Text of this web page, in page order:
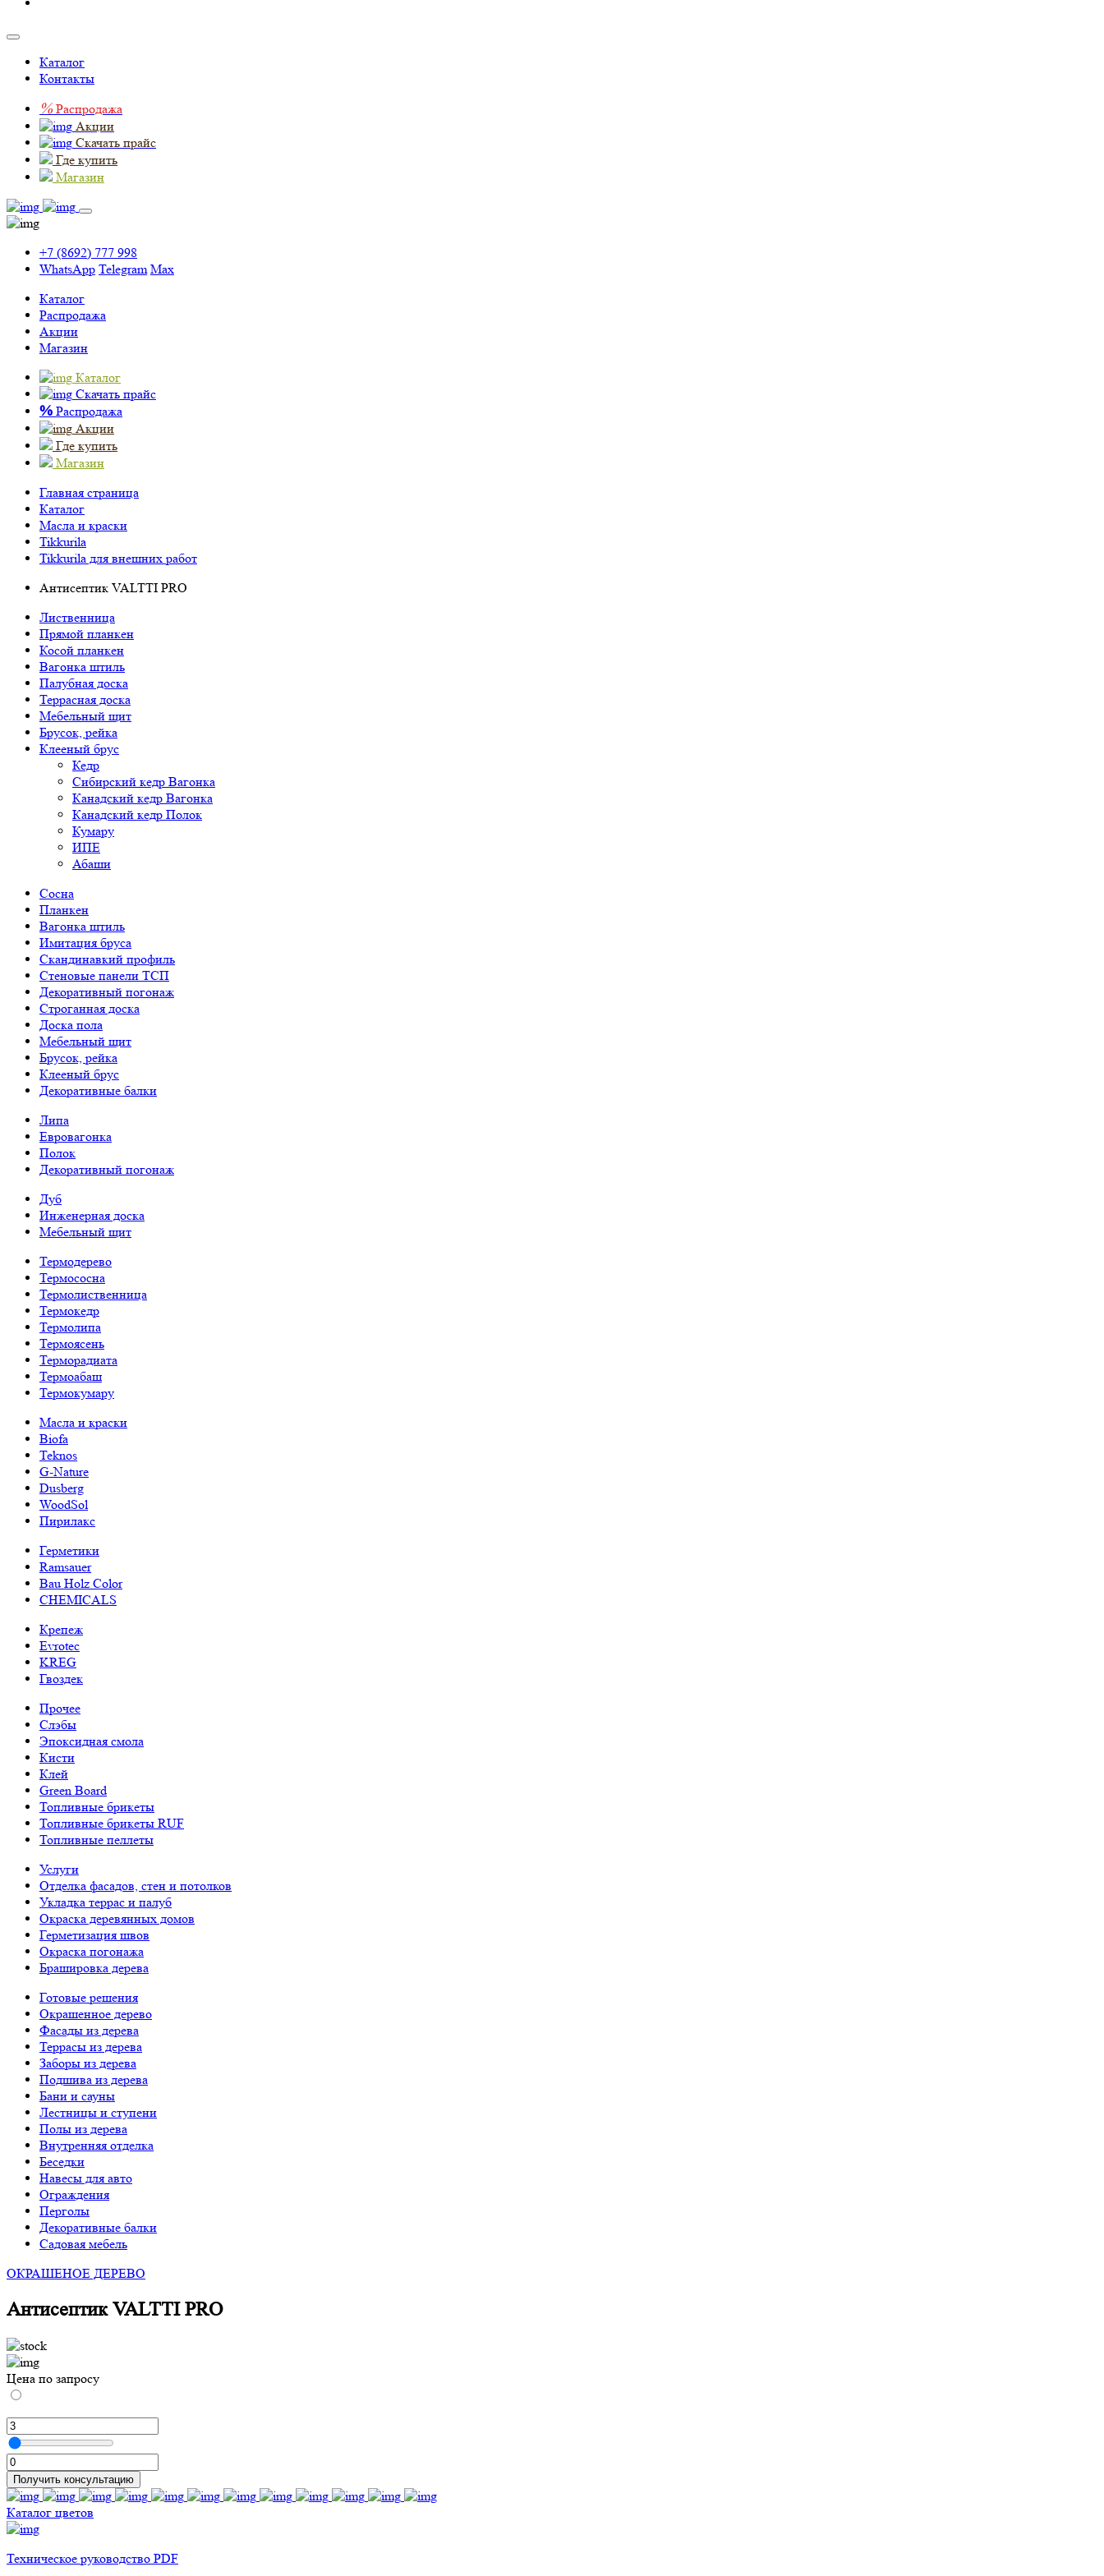
Каталог
Контакты
% Распродажа
Акции
Скачать прайс
Где купить
Магазин
+7 (8692) 777 998
WhatsApp Telegram Max
Каталог
Распродажа
Акции
Магазин
Каталог
Скачать прайс
% Распродажа
Акции
Где купить
Магазин
Главная страница
Каталог
Масла и краски
Tikkurila
Tikkurila для внешних работ
Антисептик VALTTI PRO
Лиственница
Прямой планкен
Косой планкен
Вагонка штиль
Палубная доска
Террасная доска
Мебельный щит
Брусок, рейка
Клееный брус
Кедр
Сибирский кедр Вагонка
Канадский кедр Вагонка
Канадский кедр Полок
Кумару
ИПЕ
Абаши
Сосна
Планкен
Вагонка штиль
Имитация бруса
Скандинавкий профиль
Стеновые панели ТСП
Декоративный погонаж
Строганная доска
Доска пола
Мебельный щит
Брусок, рейка
Клееный брус
Декоративные балки
Липа
Евровагонка
Полок
Декоративный погонаж
Дуб
Инженерная доска
Мебельный щит
Термодерево
Термососна
Термолиственница
Термокедр
Термолипа
Термоясень
Терморадиата
Термоабаш
Термокумару
Масла и краски
Biofa
Teknos
G-Nature
Dusberg
WoodSol
Пирилакс
Герметики
Ramsauer
Bau Holz Color
CHEMICALS
Крепеж
Evrotec
KREG
Гвоздек
Прочее
Слэбы
Эпоксидная смола
Кисти
Клей
Green Board
Топливные брикеты
Топливные брикеты RUF
Топливные пеллеты
Услуги
Отделка фасадов, стен и потолков
Укладка террас и палуб
Окраска деревянных домов
Герметизация швов
Окраска погонажа
Брашировка дерева
Готовые решения
Окрашенное дерево
Фасады из дерева
Террасы из дерева
Заборы из дерева
Подшива из дерева
Бани и сауны
Лестницы и ступени
Полы из дерева
Внутренняя отделка
Беседки
Навесы для авто
Ограждения
Перголы
Декоративные балки
Садовая мебель
ОКРАШЕНОЕ ДЕРЕВО
Антисептик VALTTI PRO
Цена по запросу
Получить консультацию
Каталог цветов
Техническое руководство PDF